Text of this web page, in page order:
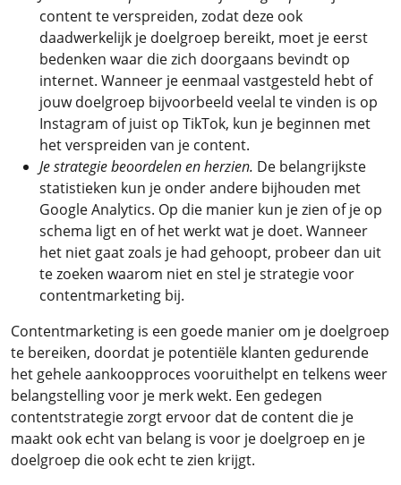
content te verspreiden, zodat deze ook
daadwerkelijk je doelgroep bereikt, moet je eerst
bedenken waar die zich doorgaans bevindt op
internet. Wanneer je eenmaal vastgesteld hebt of
jouw doelgroep bijvoorbeeld veelal te vinden is op
Instagram of juist op TikTok, kun je beginnen met
het verspreiden van je content.
Je strategie beoordelen en herzien. De belangrijkste
statistieken kun je onder andere bijhouden met
Google Analytics. Op die manier kun je zien of je op
schema ligt en of het werkt wat je doet. Wanneer
het niet gaat zoals je had gehoopt, probeer dan uit
te zoeken waarom niet en stel je strategie voor
contentmarketing bij.
Contentmarketing is een goede manier om je doelgroep
te bereiken, doordat je potentiële klanten gedurende
het gehele aankoopproces vooruithelpt en telkens weer
belangstelling voor je merk wekt. Een gedegen
contentstrategie zorgt ervoor dat de content die je
maakt ook echt van belang is voor je doelgroep en je
doelgroep die ook echt te zien krijgt.